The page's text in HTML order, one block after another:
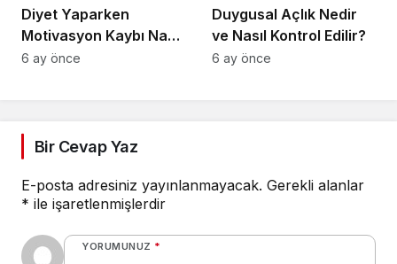
Diyet Yaparken
Motivasyon Kaybı Nasıl
Aşılır?
6 ay önce
Duygusal Açlık Nedir
ve Nasıl Kontrol Edilir?
6 ay önce
Bir Cevap Yaz
E-posta adresiniz yayınlanmayacak. Gerekli alanlar
* ile işaretlenmişlerdir
YORUMUNUZ *